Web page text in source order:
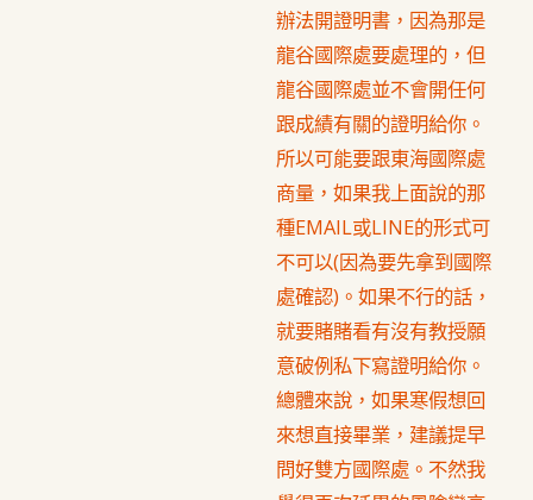
辦法開證明書，因為那是
龍谷國際處要處理的，但
龍谷國際處並不會開任何
跟成績有關的證明給你。
所以可能要跟東海國際處
商量，如果我上面說的那
種EMAIL或LINE的形式可
不可以(因為要先拿到國際
處確認)。如果不行的話，
就要賭賭看有沒有教授願
意破例私下寫證明給你。
總體來說，如果寒假想回
來想直接畢業，建議提早
問好雙方國際處。不然我